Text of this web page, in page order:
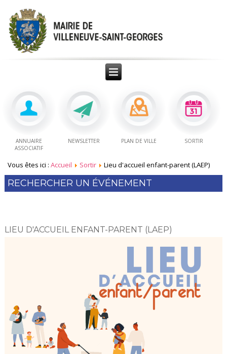
ANNUAIRE
ASSOCIATIF
NEWSLETTER PLAN DE VILLE SORTIR
Vous êtes ici :Accueil Sortir Lieu d'accueil enfant-parent (LAEP)
RECHERCHER UN ÉVÉNEMENT
LIEU D'ACCUEIL ENFANT-PARENT (LAEP)